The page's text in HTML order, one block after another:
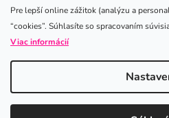
Pre lepší online zážitok (analýzu a
“cookies”. Súhlasíte so spracovaním
Viac informácií
Sledovať na